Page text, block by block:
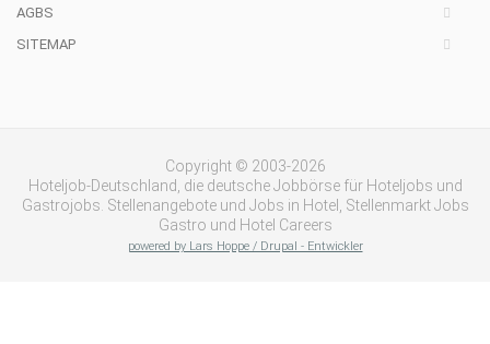
AGBS
SITEMAP
Copyright © 2003-2026
Hoteljob-Deutschland, die deutsche Jobbörse für Hoteljobs und
Gastrojobs. Stellenangebote und Jobs in Hotel, Stellenmarkt Jobs
Gastro und Hotel Careers
powered by Lars Hoppe / Drupal - Entwickler